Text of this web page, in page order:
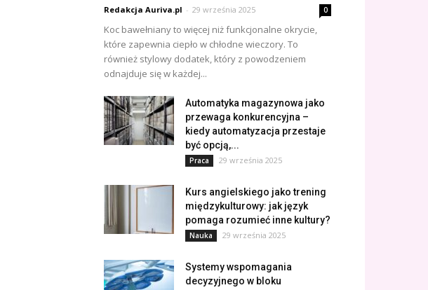
Redakcja Auriva.pl - 29 września 2025 0
Koc bawełniany to więcej niż funkcjonalne okrycie,
które zapewnia ciepło w chłodne wieczory. To
również stylowy dodatek, który z powodzeniem
odnajduje się w każdej...
Automatyka magazynowa jako
przewaga konkurencyjna –
kiedy automatyzacja przestaje
być opcją,...
Praca 29 września 2025
Kurs angielskiego jako trening
międzykulturowy: jak język
pomaga rozumieć inne kultury?
Nauka 29 września 2025
Systemy wspomagania
decyzyjnego w bloku